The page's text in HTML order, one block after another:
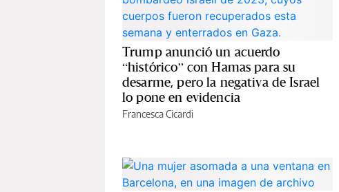
Trump anunció un acuerdo
“histórico” con Hamas para su
desarme, pero la negativa de Israel
lo pone en evidencia
Francesca Cicardi